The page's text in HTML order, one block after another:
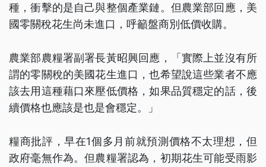
種，衝擊的是自己與整個產業鏈。但農業部回應，美
國零關稅花生尚未進口，呼籲盤商別低價收購。
農業部農糧署副署長黃昭興回應，「實際上並沒有所
謂的零關稅的美國花生進口，也希望說這些業者不應
該去用這種藉口來壓低價格，如果品質穩定的話，後
續價格也應該是也是會穩定。」
糧商批評，早在1個多月前就預測價格不太理想，但
政府毫無作為。但農糧署認為，初期花生可能受雨影